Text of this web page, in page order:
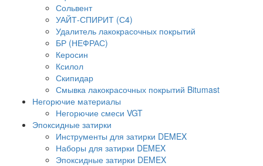
Сольвент
УАЙТ-СПИРИТ (С4)
Удалитель лакокрасочных покрытий
БР (НЕФРАС)
Керосин
Ксилол
Скипидар
Смывка лакокрасочных покрытий Bitumast
Негорючие материалы
Негорючие смеси VGT
Эпоксидные затирки
Инструменты для затирки DEMEX
Наборы для затирки DEMEX
Эпоксидные затирки DEMEX